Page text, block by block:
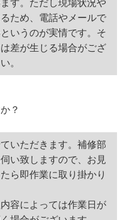
す。ただし現場状況や
ため、電話やメールで
いうのが実情です。そ
差が生じる場合がござ
。
？
いただきます。補修部
い致しますので、お見
ら即作業に取り掛かり
容によっては作業日が